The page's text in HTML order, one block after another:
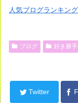
人気ブログランキング
ブログ 好き勝
Twitter